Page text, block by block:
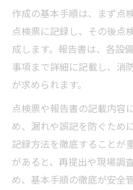
作成の基本手順は、まず点
点検票に記録し、その後点
成します。報告書は、各設
事項まで詳細に記載し、消
が求められます。
点検票や報告書の記載内容
め、漏れや誤記を防ぐため
記録方法を徹底することが
があると、再提出や現場調
め、基本手順の徹底が安全